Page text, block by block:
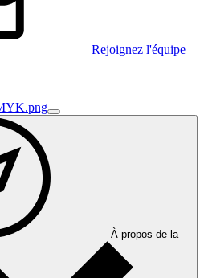
Rejoignez l'équipe
À propos de la